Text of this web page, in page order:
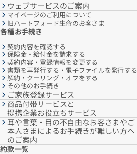
ウェブサービスのご案内
マイページのご利用について
旧ハートフォード生命のお客さま
各種お手続き
契約内容を確認する
保険金・給付金を請求する
契約内容・登録情報を変更する
書類を再発行する・電子ファイルを発行する
解約・クーリング・オフをする
その他のお手続き
ご家族登録サービス
商品付帯サービスと
提携企業お役立ちサービス
耳や言葉・目の不自由なお客さまやご
本人さまによるお手続きが難しい方へ
のご案内
約款一覧